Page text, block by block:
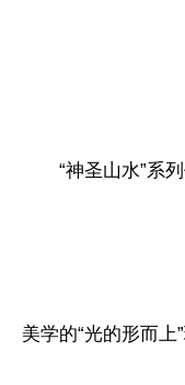
“神圣山水”系列
美学的“光的形而